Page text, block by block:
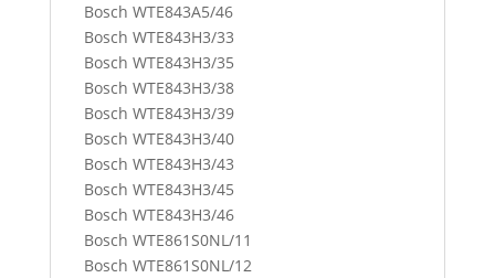
Bosch WTE843A5/46
Bosch WTE843H3/33
Bosch WTE843H3/35
Bosch WTE843H3/38
Bosch WTE843H3/39
Bosch WTE843H3/40
Bosch WTE843H3/43
Bosch WTE843H3/45
Bosch WTE843H3/46
Bosch WTE861S0NL/11
Bosch WTE861S0NL/12